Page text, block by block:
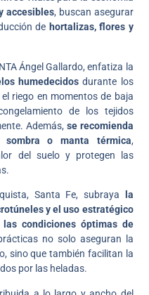
accesibles, buscan asegurar
de hortalizas, flores y
Ángel Gallardo, enfatiza la
humedecidos durante los
riego en momentos de baja
de los tejidos
Además, se recomienda
o manta térmica,
del suelo y protegen las
Santa Fe, subraya la
y el uso estratégico
condiciones óptimas de
no solo aseguran la
sino que también facilitan la
por las heladas.